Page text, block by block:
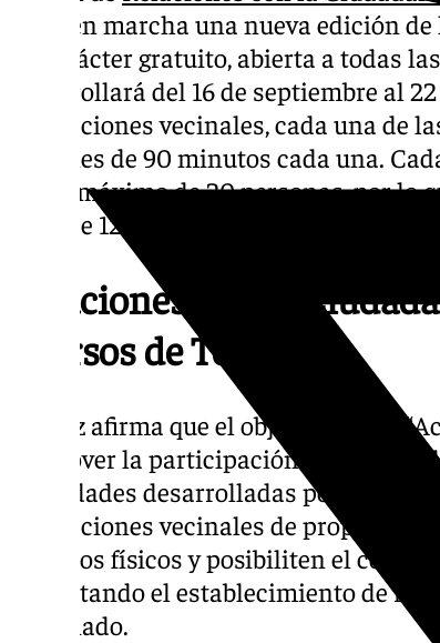
pone en marcha una nueva edición
de carácter gratuito, abierta a todas
desarrollará del 16 de septiembre al
asociaciones vecinales, cada una de
sesiones de 90 minutos cada una.
de un máximo de 20 personas, por lo
total de 120.
Relaciones con la
“Cursos de Teatro”
Gómez afirma que el objetivo de las
promover la participación de la
actividades desarrolladas por el
asociaciones vecinales de
espacios físicos y posibiliten el
fomentando el establecimiento de
alumnado.